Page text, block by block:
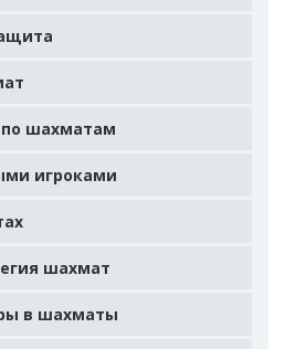
шахматам
игроками
шахмат
в шахматы